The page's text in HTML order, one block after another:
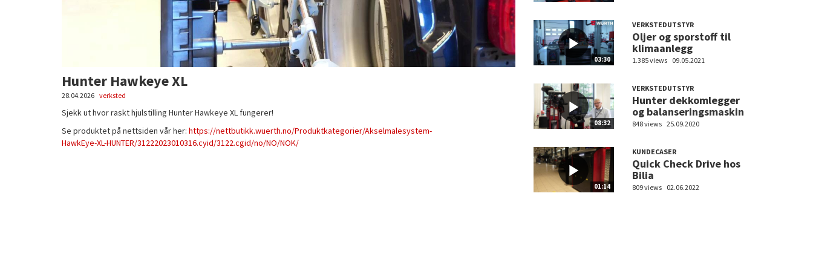
Hunter Hawkeye XL
28.04.2026 verksted
Sjekk ut hvor raskt hjulstilling Hunter Hawkeye XL fungerer!
Se produktet på nettsiden vår her: https://nettbutikk.wuerth.no/Produktkategorier/Akselmalesystem-
HawkEye-XL-HUNTER/31222023010316.cyid/3122.cgid/no/NO/NOK/
03:30
VERKSTEDUTSTYR
Oljer og sporstoff til
klimaanlegg
1.385 views 09.05.2021
08:32
VERKSTEDUTSTYR
Hunter dekkomlegger
og balanseringsmaskin
848 views 25.09.2020
01:14
KUNDECASER
Quick Check Drive hos
Bilia
809 views 02.06.2022